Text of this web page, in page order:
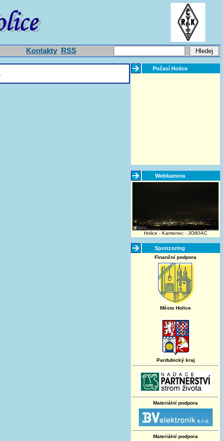
Kontakty RSS
Počasí Holice
Webkamera
Holice - Kamenec - JO80AC
Sponzoring
Finanční podpora
Město Holice
Pardubický kraj
Materiální podpora
Materiální podpora